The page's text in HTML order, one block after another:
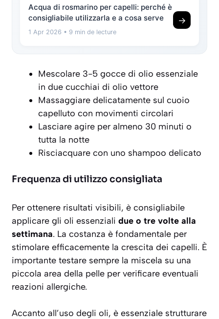
Acqua di rosmarino per capelli: perché è
consigliabile utilizzarla e a cosa serve
1 Apr 2026 • 9 min de lecture
→
Mescolare 3-5 gocce di olio essenziale
in due cucchiai di olio vettore
Massaggiare delicatamente sul cuoio
capelluto con movimenti circolari
Lasciare agire per almeno 30 minuti o
tutta la notte
Risciacquare con uno shampoo delicato
Frequenza di utilizzo consigliata
Per ottenere risultati visibili, è consigliabile
applicare gli oli essenziali due o tre volte alla
settimana. La costanza è fondamentale per
stimolare efficacemente la crescita dei capelli. È
importante testare sempre la miscela su una
piccola area della pelle per verificare eventuali
reazioni allergiche.
Accanto all’uso degli oli, è essenziale strutturare